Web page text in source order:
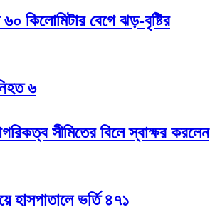
কিলোমিটার বেগে ঝড়-বৃষ্টির
৬
সীমিতের বিলে স্বাক্ষর করলেন
হাসপাতালে ভর্তি ৪৭১